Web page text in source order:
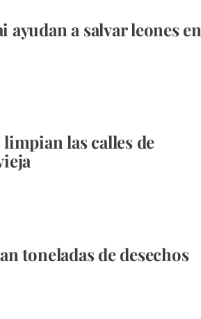
a salvar leones en
las calles de
toneladas de desechos